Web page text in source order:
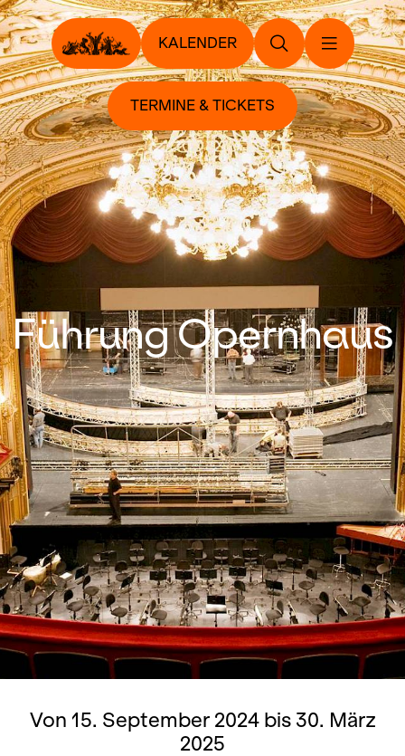
KALENDER
TERMINE & TICKETS
Führung Opernhaus
Von 15. September 2024 bis 30. März
2025